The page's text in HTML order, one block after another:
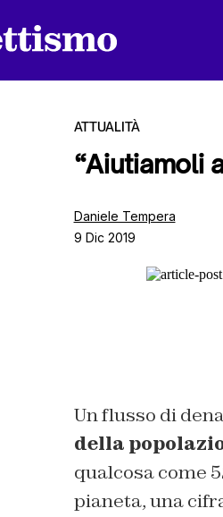
ATTUALITÀ
“Aiutiamoli
Daniele Tempera
9 Dic 2019
Un flusso di
della
qualcosa come
pianeta, una